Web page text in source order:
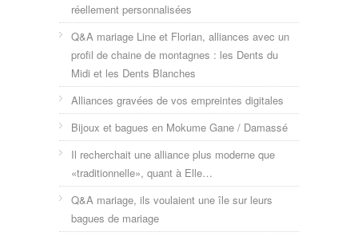
réellement personnalisées
Q&A mariage Line et Florian, alliances avec un
profil de chaine de montagnes : les Dents du
Midi et les Dents Blanches
Alliances gravées de vos empreintes digitales
Bijoux et bagues en Mokume Gane / Damassé
Il recherchait une alliance plus moderne que
«traditionnelle», quant à Elle…
Q&A mariage, ils voulaient une île sur leurs
bagues de mariage